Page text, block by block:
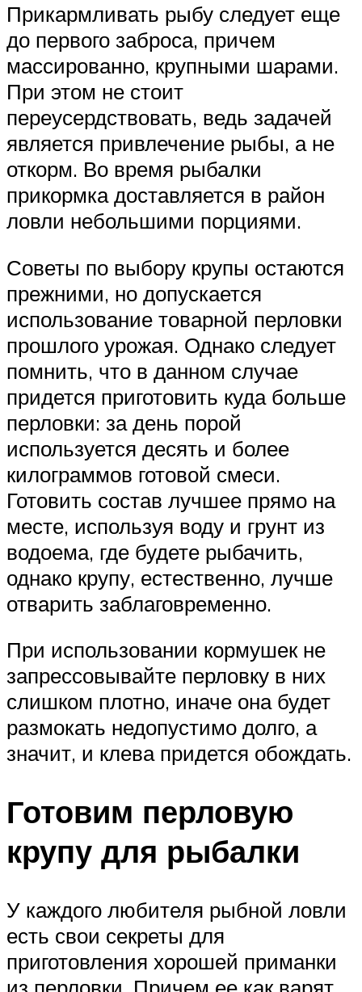
Прикармливать рыбу следует еще
до первого заброса, причем
массированно, крупными шарами.
При этом не стоит
переусердствовать, ведь задачей
является привлечение рыбы, а не
откорм. Во время рыбалки
прикормка доставляется в район
ловли небольшими порциями.
Советы по выбору крупы остаются
прежними, но допускается
использование товарной перловки
прошлого урожая. Однако следует
помнить, что в данном случае
придется приготовить куда больше
перловки: за день порой
используется десять и более
килограммов готовой смеси.
Готовить состав лучшее прямо на
месте, используя воду и грунт из
водоема, где будете рыбачить,
однако крупу, естественно, лучше
отварить заблаговременно.
При использовании кормушек не
запрессовывайте перловку в них
слишком плотно, иначе она будет
размокать недопустимо долго, а
значит, и клева придется обождать.
Готовим перловую
крупу для рыбалки
У каждого любителя рыбной ловли
есть свои секреты для
приготовления хорошей приманки